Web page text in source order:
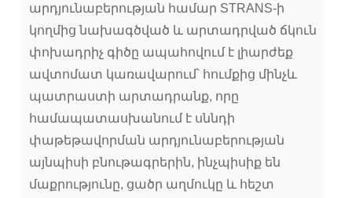
արդյունաբերության համար STRANS-ի
կողմից նախագծված և արտադրված ճկուն
փոխադրիչ գիծը ապահովում է լիարժեք
ավտոմատ կառավարում՝ հումքից մինչև
պատրաստի արտադրանք, որը
համապատասխանում է սննդի
փաթեթավորման արդյունաբերության
այնպիսի բնութագրերին, ինչպիսիք են
մաքրությունը, ցածր աղմուկը և հեշտ